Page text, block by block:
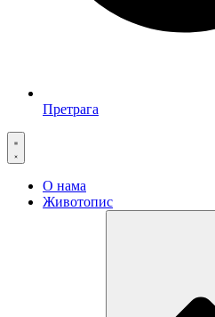
Претрага
О нама
Животопис